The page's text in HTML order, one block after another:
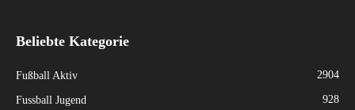
Beliebte Kategorie
Fußball Aktiv 2904
Fussball Jugend 928